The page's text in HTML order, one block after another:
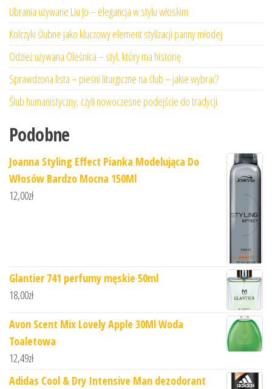
Ubrania używane Liu Jo – elegancja w stylu włoskim
Kolczyki ślubne jako kluczowy element stylizacji panny młodej
Odzież używana Oleśnica – styl, który ma historię
Sprawdzona lista – pieśni liturgiczne na ślub – jakie wybrać?
Ślub humanistyczny, czyli nowoczesne podejście do tradycji
Podobne
Joanna Styling Effect Pianka Modelująca Do
Włosów Bardzo Mocna 150Ml
12,00zł
Glantier 741 perfumy męskie 50ml
18,00zł
Avon Scent Mix Lovely Apple 30Ml Woda
Toaletowa
12,49zł
Adidas Cool & Dry Intensive Man dezodorant